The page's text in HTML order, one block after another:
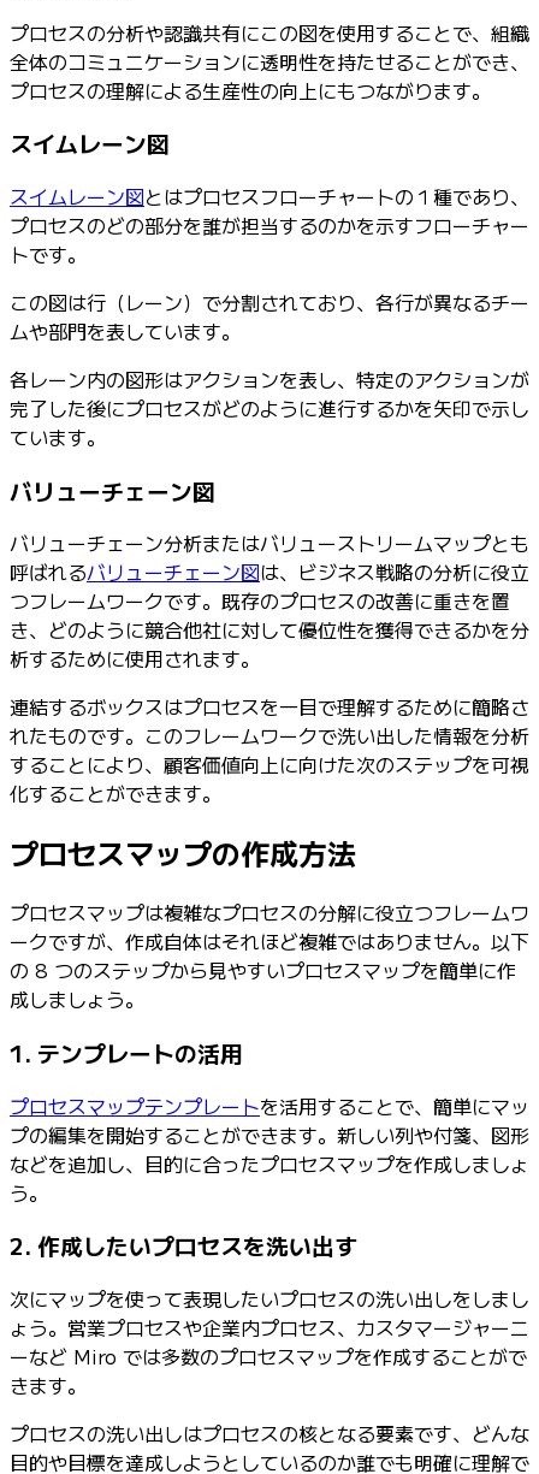
プロセスの分析や認識共有にこの図を使用することで、組織
全体のコミュニケーションに透明性を持たせることができ、
プロセスの理解による生産性の向上にもつながります。
スイムレーン図
スイムレーン図とはプロセスフローチャートの１種であり、
プロセスのどの部分を誰が担当するのかを示すフローチャー
トです。
この図は行（レーン）で分割されており、各行が異なるチー
ムや部門を表しています。
各レーン内の図形はアクションを表し、特定のアクションが
完了した後にプロセスがどのように進行するかを矢印で示し
ています。
バリューチェーン図
バリューチェーン分析またはバリューストリームマップとも
呼ばれるバリューチェーン図は、ビジネス戦略の分析に役立
つフレームワークです。既存のプロセスの改善に重きを置
き、どのように競合他社に対して優位性を獲得できるかを分
析するために使用されます。
連結するボックスはプロセスを一目で理解するために簡略さ
れたものです。このフレームワークで洗い出した情報を分析
することにより、顧客価値向上に向けた次のステップを可視
化することができます。
プロセスマップの作成方法
プロセスマップは複雑なプロセスの分解に役立つフレームワ
ークですが、作成自体はそれほど複雑ではありません。以下
の 8 つのステップから見やすいプロセスマップを簡単に作
成しましょう。
1. テンプレートの活用
プロセスマップテンプレートを活用することで、簡単にマッ
プの編集を開始することができます。新しい列や付箋、図形
などを追加し、目的に合ったプロセスマップを作成しましょ
う。
2. 作成したいプロセスを洗い出す
次にマップを使って表現したいプロセスの洗い出しをしまし
ょう。営業プロセスや企業内プロセス、カスタマージャーニ
ーなど Miro では多数のプロセスマップを作成することがで
きます。
プロセスの洗い出しはプロセスの核となる要素です、どんな
目的や目標を達成しようとしているのか誰でも明確に理解で